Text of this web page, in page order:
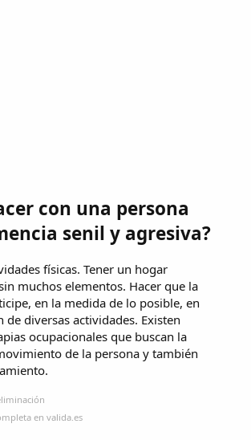
con una persona
senil y agresiva?
físicas. Tener un hogar
muchos elementos. Hacer que la
en la medida de lo posible, en
de diversas actividades. Existen
ocupacionales que buscan la
de la persona y también
en valida.es